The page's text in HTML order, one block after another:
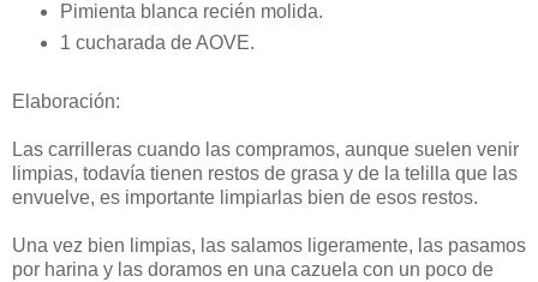
Pimienta blanca recién molida.
1 cucharada de AOVE.
Elaboración:
Las carrilleras cuando las compramos, aunque suelen venir
limpias, todavía tienen restos de grasa y de la telilla que las
envuelve, es importante limpiarlas bien de esos restos.
Una vez bien limpias, las salamos ligeramente, las pasamos
por harina y las doramos en una cazuela con un poco de